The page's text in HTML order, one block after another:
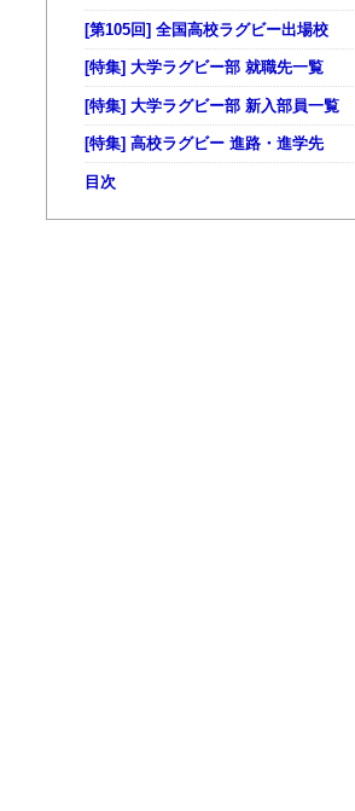
[第105回] 全国高校ラグビー出場校
[特集] 大学ラグビー部 就職先一覧
[特集] 大学ラグビー部 新入部員一覧
[特集] 高校ラグビー 進路・進学先
目次